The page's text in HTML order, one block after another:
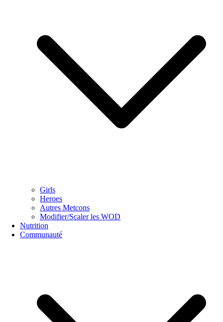
Girls
Heroes
Autres Metcons
Modifier/Scaler les WOD
Nutrition
Communauté